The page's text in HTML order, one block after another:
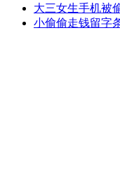
美国姐妹拍下"
大三女生手机被
小偷偷走钱留字